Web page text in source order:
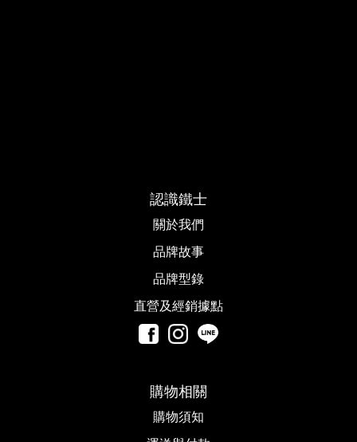
認識鐵士
關於我們
品牌故事​
品牌型錄
直營及經銷據點
購物相關
購物須知